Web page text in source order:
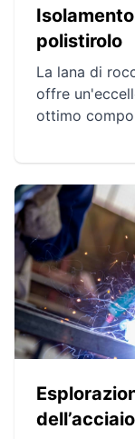
polistirolo
La lana di
offre
ottimo
ed estrusa, si
capacità
antincendio
materiali
valutare
termico
dell’acciaio